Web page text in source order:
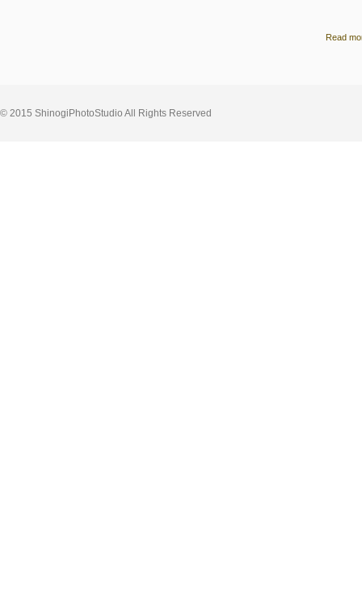
Read
© 2015 ShinogiPhotoStudio All Rights Reserved